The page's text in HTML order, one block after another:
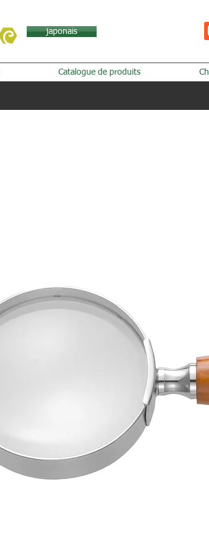
japonais
Catalogue de produits